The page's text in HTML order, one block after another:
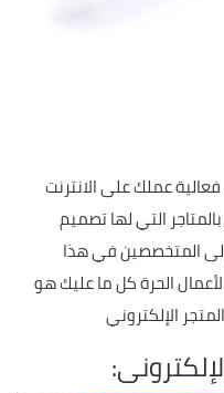
عملك على الانترنت
التي لها تصميم
المتخصصين في هذا
الحرة كل ما عليك هو
الإلكتروني